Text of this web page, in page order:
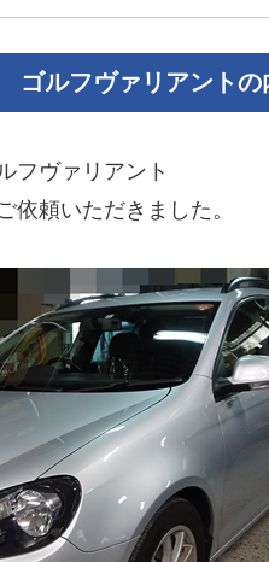
ルフヴァリアントの
フヴァリアント
依頼いただきました。